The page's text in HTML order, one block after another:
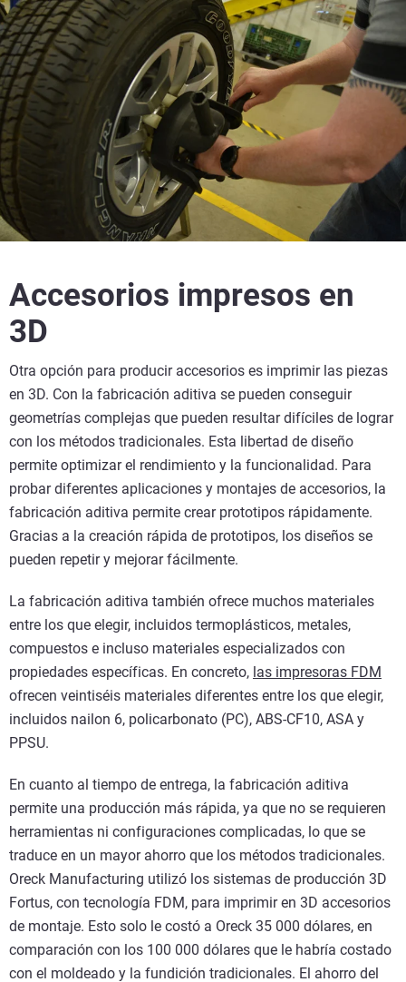
Accesorios impresos en
3D
Otra opción para producir accesorios es imprimir las piezas
en 3D. Con la fabricación aditiva se pueden conseguir
geometrías complejas que pueden resultar difíciles de lograr
con los métodos tradicionales. Esta libertad de diseño
permite optimizar el rendimiento y la funcionalidad. Para
probar diferentes aplicaciones y montajes de accesorios, la
fabricación aditiva permite crear prototipos rápidamente.
Gracias a la creación rápida de prototipos, los diseños se
pueden repetir y mejorar fácilmente.
La fabricación aditiva también ofrece muchos materiales
entre los que elegir, incluidos termoplásticos, metales,
compuestos e incluso materiales especializados con
propiedades específicas. En concreto, las impresoras FDM
ofrecen veintiséis materiales diferentes entre los que elegir,
incluidos nailon 6, policarbonato (PC), ABS-CF10, ASA y
PPSU.
En cuanto al tiempo de entrega, la fabricación aditiva
permite una producción más rápida, ya que no se requieren
herramientas ni configuraciones complicadas, lo que se
traduce en un mayor ahorro que los métodos tradicionales.
Oreck Manufacturing utilizó los sistemas de producción 3D
Fortus, con tecnología FDM, para imprimir en 3D accesorios
de montaje. Esto solo le costó a Oreck 35 000 dólares, en
comparación con los 100 000 dólares que le habría costado
con el moldeado y la fundición tradicionales. El ahorro del